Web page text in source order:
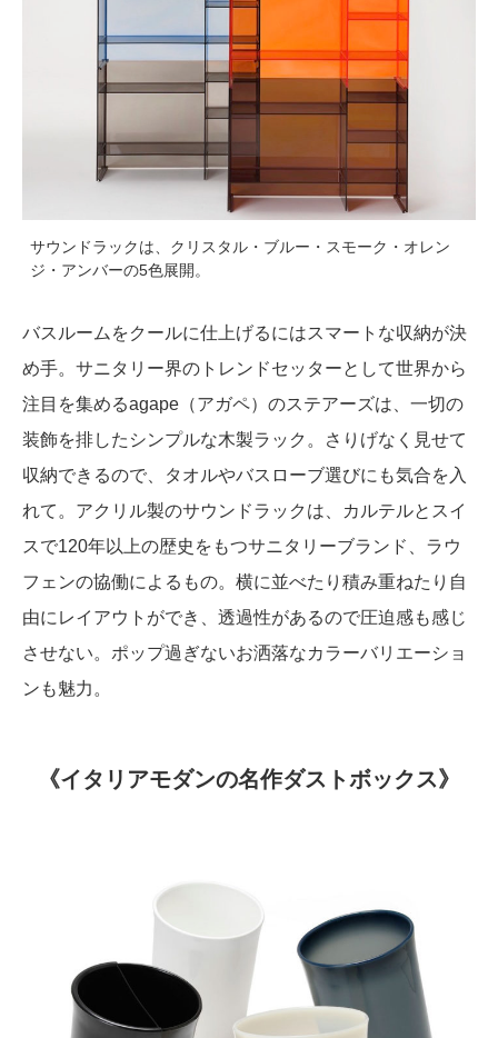
サウンドラックは、クリスタル・ブルー・スモーク・オレン
ジ・アンバーの5色展開。
バスルームをクールに仕上げるにはスマートな収納が決
め手。サニタリー界のトレンドセッターとして世界から
注目を集めるagape（アガペ）のステアーズは、一切の
装飾を排したシンプルな木製ラック。さりげなく見せて
収納できるので、タオルやバスローブ選びにも気合を入
れて。アクリル製のサウンドラックは、カルテルとスイ
スで120年以上の歴史をもつサニタリーブランド、ラウ
フェンの協働によるもの。横に並べたり積み重ねたり自
由にレイアウトができ、透過性があるので圧迫感も感じ
させない。ポップ過ぎないお洒落なカラーバリエーショ
ンも魅力。
《イタリアモダンの名作ダストボックス》